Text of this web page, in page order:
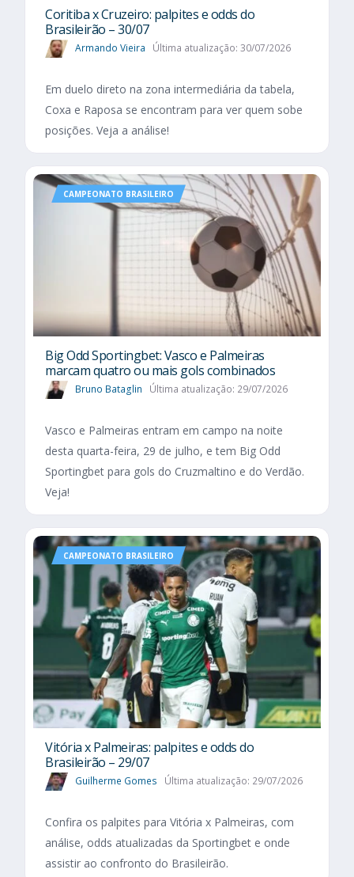
Coritiba x Cruzeiro: palpites e odds do
Brasileirão – 30/07
Armando Vieira Última atualização: 30/07/2026
Em duelo direto na zona intermediária da tabela,
Coxa e Raposa se encontram para ver quem sobe
posições. Veja a análise!
CAMPEONATO BRASILEIRO
Big Odd Sportingbet: Vasco e Palmeiras
marcam quatro ou mais gols combinados
Bruno Bataglin Última atualização: 29/07/2026
Vasco e Palmeiras entram em campo na noite
desta quarta-feira, 29 de julho, e tem Big Odd
Sportingbet para gols do Cruzmaltino e do Verdão.
Veja!
CAMPEONATO BRASILEIRO
Vitória x Palmeiras: palpites e odds do
Brasileirão – 29/07
Guilherme Gomes Última atualização: 29/07/2026
Confira os palpites para Vitória x Palmeiras, com
análise, odds atualizadas da Sportingbet e onde
assistir ao confronto do Brasileirão.